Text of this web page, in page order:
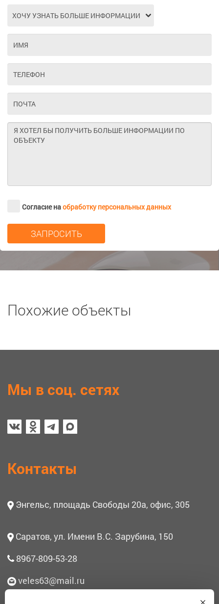
Согласие наобработку персональных данных
Похожие объекты
Мы в соц. сетях
Контакты
Энгельс, площадь Свободы 20а, офис, 305
Саратов, ул. Имени В.С. Зарубина, 150
8967-809-53-28
veles63@mail.ru